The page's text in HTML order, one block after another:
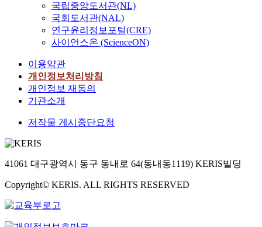
국립중앙도서관(NL)
국회도서관(NAL)
연구윤리정보포털(CRE)
사이언스온 (ScienceON)
이용약관
개인정보처리방침
개인정보 재동의
기관소개
저작물 게시중단요청
41061 대구광역시 동구 동내로 64(동내동1119) KERIS빌딩
Copyright© KERIS. ALL RIGHTS RESERVED